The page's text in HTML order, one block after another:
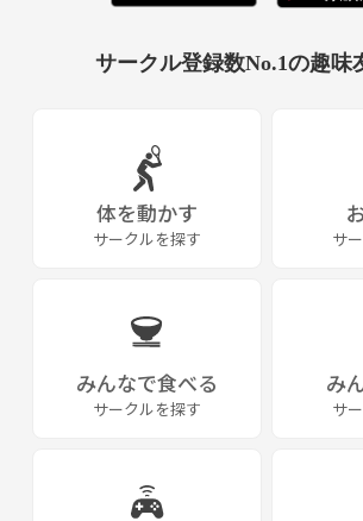
サークル登録数No.1の趣味
体を動かす
サークルを探す サ
みんなで食べる
サークルを探す
み
サ